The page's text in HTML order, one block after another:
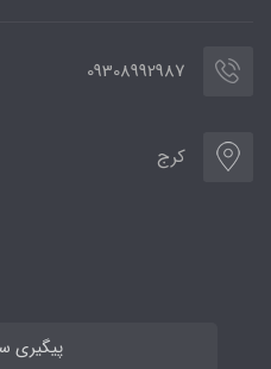
09308992987
کرج
پیگیری